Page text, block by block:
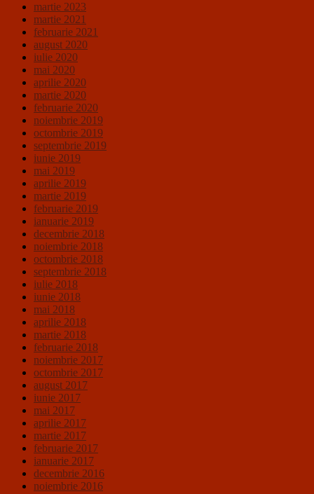
martie 2023
martie 2021
februarie 2021
august 2020
iulie 2020
mai 2020
aprilie 2020
martie 2020
februarie 2020
noiembrie 2019
octombrie 2019
septembrie 2019
iunie 2019
mai 2019
aprilie 2019
martie 2019
februarie 2019
ianuarie 2019
decembrie 2018
noiembrie 2018
octombrie 2018
septembrie 2018
iulie 2018
iunie 2018
mai 2018
aprilie 2018
martie 2018
februarie 2018
noiembrie 2017
octombrie 2017
august 2017
iunie 2017
mai 2017
aprilie 2017
martie 2017
februarie 2017
ianuarie 2017
decembrie 2016
noiembrie 2016